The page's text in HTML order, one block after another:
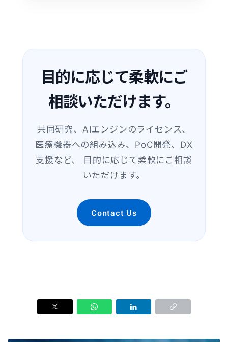
目的に応じて柔軟にご
相談いただけます。
共同研究、AIエンジンのライセンス、
医療機器への組み込み、PoC開発、DX
支援など、 目的に応じて柔軟にご相談
いただけます。
Contact Us